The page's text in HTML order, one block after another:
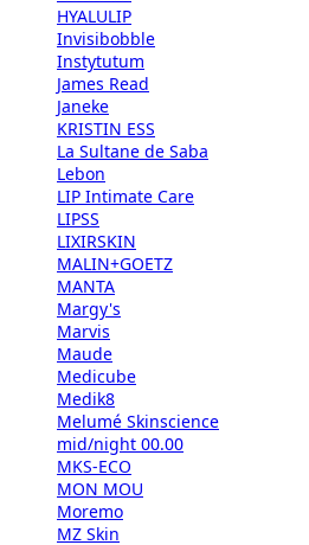
HYALULIP
Invisibobble
Instytutum
James Read
Janeke
KRISTIN ESS
La Sultane de Saba
Lebon
LIP Intimate Care
LIPSS
LIXIRSKIN
MALIN+GOETZ
MANTA
Margy's
Marvis
Maude
Medicube
Medik8
Melumé Skinscience
mid/night 00.00
MKS-ECO
MON MOU
Moremo
MZ Skin